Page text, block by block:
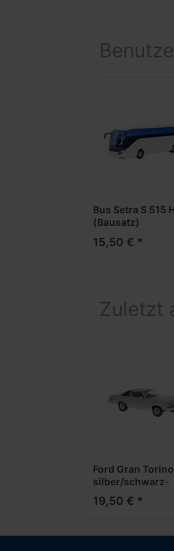
Bus Setra S 515
(Bausatz)
15,50 € *
Zuletzt
Ford Gran
silber/schwarz-
19,50 € *